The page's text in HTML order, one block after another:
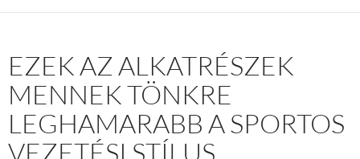
EZEK AZ ALKATRÉSZEK
MENNEK TÖNKRE
LEGHAMARABB A SPORTOS
VEZETÉSI STÍLUS